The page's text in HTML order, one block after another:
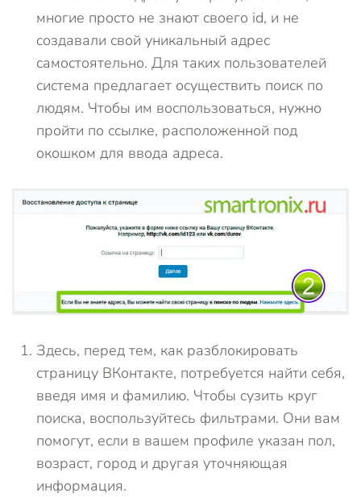
многие просто не знают своего id, и не
создавали свой уникальный адрес
самостоятельно. Для таких пользователей
система предлагает осуществить поиск по
людям. Чтобы им воспользоваться, нужно
пройти по ссылке, расположенной под
окошком для ввода адреса.
Здесь, перед тем, как разблокировать
страницу ВКонтакте, потребуется найти себя,
введя имя и фамилию. Чтобы сузить круг
поиска, воспользуйтесь фильтрами. Они вам
помогут, если в вашем профиле указан пол,
возраст, город и другая уточняющая
информация.